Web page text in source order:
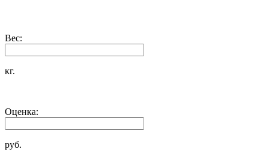
Вес:
кг.
Оценка:
руб.